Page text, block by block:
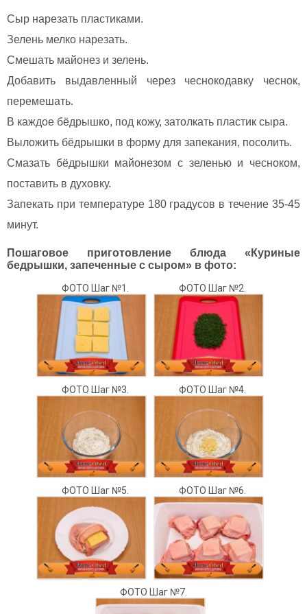
Сыр нарезать пластиками.
Зелень мелко нарезать.
Смешать майонез и зелень.
Добавить выдавленный через чеснокодавку чеснок,
перемешать.
В каждое бёдрышко, под кожу, затолкать пластик сыра.
Выложить бёдрышки в форму для запекания, посолить.
Смазать бёдрышки майонезом с зеленью и чесноком,
поставить в духовку.
Запекать при температуре 180 градусов в течение 35-45
минут.
Пошаговое приготовление блюда «Куриные
бедрышки, запеченные с сыром» в фото:
ФОТО Шаг №1. ФОТО Шаг №2.
ФОТО Шаг №3. ФОТО Шаг №4.
ФОТО Шаг №5. ФОТО Шаг №6.
ФОТО Шаг №7.